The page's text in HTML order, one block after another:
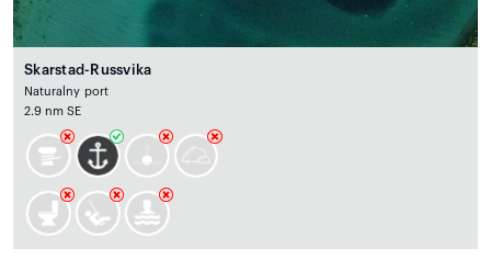
Skarstad-Russvika
Naturalny port
2.9 nm SE